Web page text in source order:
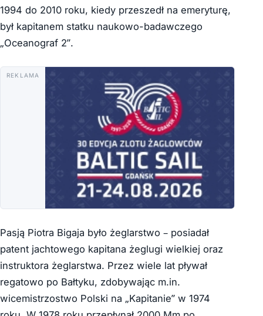
1994 do 2010 roku, kiedy przeszedł na emeryturę,
był kapitanem statku naukowo-badawczego
„Oceanograf 2”.
REKLAMA
Pasją Piotra Bigaja było żeglarstwo – posiadał
patent jachtowego kapitana żeglugi wielkiej oraz
instruktora żeglarstwa. Przez wiele lat pływał
regatowo po Bałtyku, zdobywając m.in.
wicemistrzostwo Polski na „Kapitanie” w 1974